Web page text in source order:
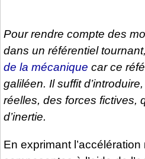
Pour rendre compte des
dans un référentiel
de la mécanique car ce
galiléen. Il suffit
réelles, des forces fictives,
d’inertie.
En exprimant